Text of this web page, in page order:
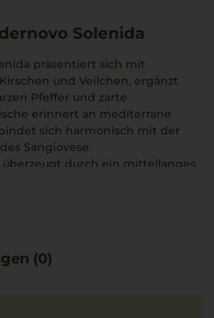
Solenida
präsentiert sich mit
und Veilchen, ergänzt
Pfeffer und zarte
erinnert an mediterrane
sich harmonisch mit der
Sangiovese.
überzeugt durch ein mittellanges
der Rebsorte lebendig
(0)